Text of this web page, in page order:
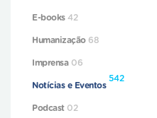
E-books 42
Humanização 68
Imprensa 06
Notícias e Eventos
542
Podcast 02